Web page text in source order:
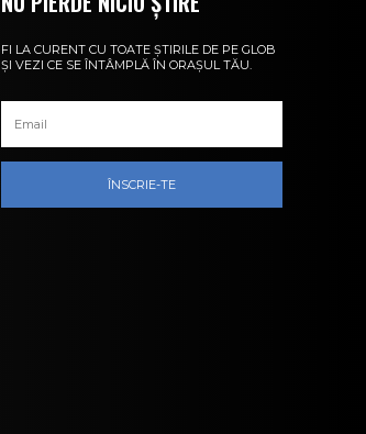
FI LA CURENT CU TOATE ȘTIRILE DE PE GLOB
ȘI VEZI CE SE ÎNTÂMPLĂ ÎN ORAȘUL TĂU.
ÎNSCRIE-TE